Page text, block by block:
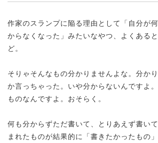
作家のスランプに陥る理由として「自分が
からなくなった」みたいなやつ、よくある
ど。
そりゃそんなもの分かりませんよな。分か
か言っちゃった。いや分からないんですよ
ものなんですよ。おそらく。
何も分からずただ書いて、とりあえず書い
まれたものが結果的に「書きたかったもの